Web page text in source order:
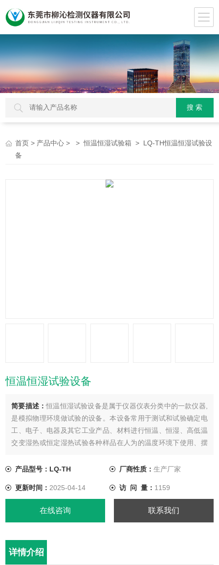
首页 > 产品中心 > >恒温恒湿试验箱 > LQ-TH恒温恒湿试验设
备
恒温恒湿试验设备
简要描述：恒温恒湿试验设备是属于仪器仪表分类中的一款仪器,
是模拟物理环境做试验的设备。本设备常用于测试和试验确定电
工、电子、电器及其它工业产品、材料进行恒温、恒湿、高低温
交变湿热或恒定湿热试验各种样品在人为的温度环境下使用、摆
仪表、化学、车辆、塑胶制品、金属、建材、医疗、食品、航天
产品型号：LQ-TH 厂商性质： 生产厂家
更新时间： 2025-04-14 访 问 量： 1159
在线咨询 联系我们
详情介绍